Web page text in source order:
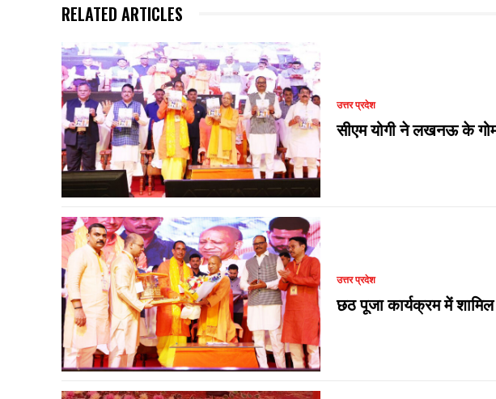
RELATED ARTICLES
उत्तर प्रदेश
सीएम योगी ने लखनऊ के
उत्तर प्रदेश
छठ पूजा कार्यक्रम में शामिल